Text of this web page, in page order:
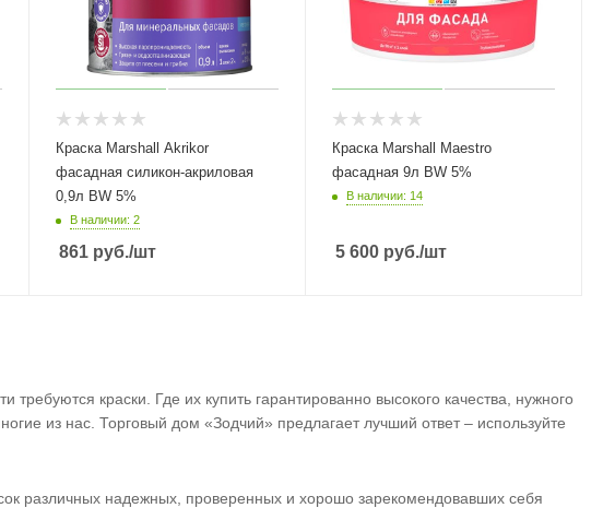
Краска Marshall Akrikor
фасадная силикон-акриловая
0,9л BW 5%
В наличии: 2
861 руб./шт
Краска Marshall Maestro
фасадная 9л BW 5%
В наличии: 14
5 600 руб./шт
требуются краски. Где их купить гарантированно высокого качества, нужного
из нас. Торговый дом «Зодчий» предлагает лучший ответ – используйте
различных надежных, проверенных и хорошо зарекомендовавших себя